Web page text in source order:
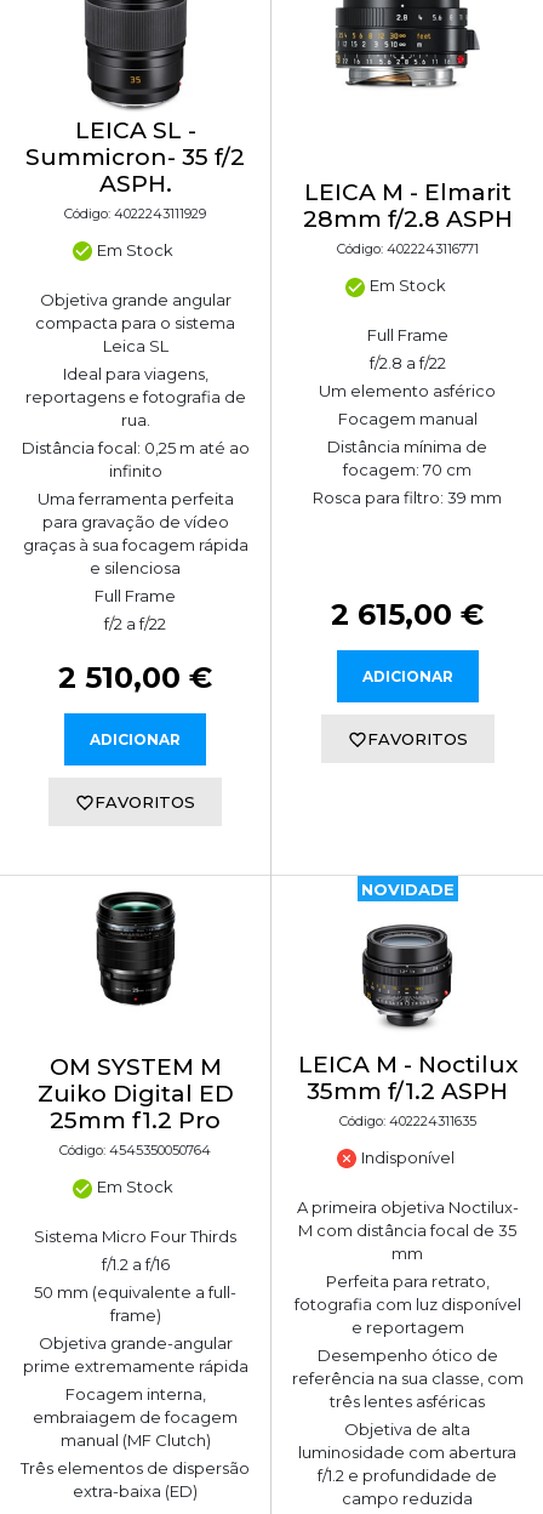
LEICA SL -
Summicron- 35 f/2
ASPH.
Código: 4022243111929
Em Stock
Objetiva grande angular
compacta para o sistema
Leica SL
Ideal para viagens,
reportagens e fotografia de
rua.
Distância focal: 0,25 m até ao
infinito
Uma ferramenta perfeita
para gravação de vídeo
graças à sua focagem rápida
e silenciosa
Full Frame
f/2 a f/22
2 510,00 €
ADICIONAR
FAVORITOS
LEICA M - Elmarit
28mm f/2.8 ASPH
Código: 4022243116771
Em Stock
Full Frame
f/2.8 a f/22
Um elemento asférico
Focagem manual
Distância mínima de
focagem: 70 cm
Rosca para filtro: 39 mm
2 615,00 €
ADICIONAR
FAVORITOS
OM SYSTEM M
Zuiko Digital ED
25mm f1.2 Pro
Código: 4545350050764
Em Stock
Sistema Micro Four Thirds
f/1.2 a f/16
50 mm (equivalente a full-
frame)
Objetiva grande-angular
prime extremamente rápida
Focagem interna,
embraiagem de focagem
manual (MF Clutch)
Três elementos de dispersão
extra-baixa (ED)
NOVIDADE
LEICA M - Noctilux
35mm f/1.2 ASPH
Código: 402224311635
Indisponível
A primeira objetiva Noctilux-
M com distância focal de 35
mm
Perfeita para retrato,
fotografia com luz disponível
e reportagem
Desempenho ótico de
referência na sua classe, com
três lentes asféricas
Objetiva de alta
luminosidade com abertura
f/1.2 e profundidade de
campo reduzida